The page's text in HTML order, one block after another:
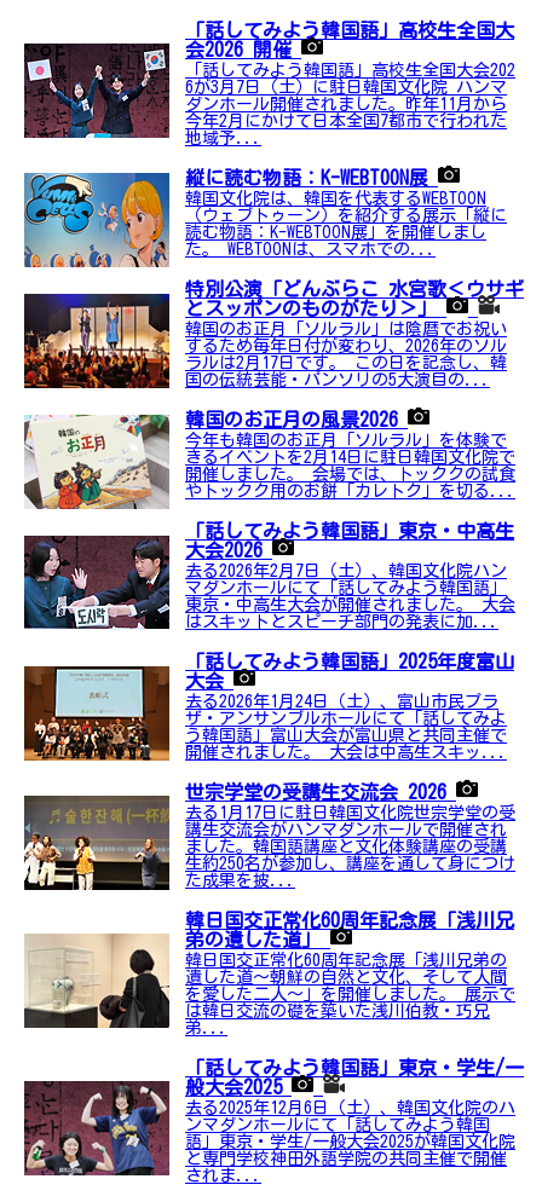
「話してみよう韓国語」高校生全国大
会2026 開催
「話してみよう韓国語」高校生全国大会202
6が3月7日（土）に駐日韓国文化院 ハンマ
ダンホール開催されました。昨年11月から
今年2月にかけて日本全国7都市で行われた
地域予...
縦に読む物語：K-WEBTOON展
韓国文化院は、韓国を代表するWEBTOON
（ウェブトゥーン）を紹介する展示「縦に
読む物語：K-WEBTOON展」を開催しまし
た。 WEBTOONは、スマホでの...
特別公演「どんぶらこ 水宮歌＜ウサギ
とスッポンのものがたり＞」
韓国のお正月「ソルラル」は陰暦でお祝い
するため毎年日付が変わり、2026年のソル
ラルは2月17日です。 この日を記念し、韓
国の伝統芸能・パンソリの5大演目の...
韓国のお正月の風景2026
今年も韓国のお正月「ソルラル」を体験で
きるイベントを2月14日に駐日韓国文化院で
開催しました。 会場では、トッククの試食
やトックク用のお餅「カレトク」を切る...
「話してみよう韓国語」東京・中高生
大会2026
去る2026年2月7日（土）、韓国文化院ハン
マダンホールにて「話してみよう韓国語」
東京・中高生大会が開催されました。 大会
はスキットとスピーチ部門の発表に加...
「話してみよう韓国語」2025年度富山
大会
去る2026年1月24日（土）、富山市民プラ
ザ・アンサンブルホールにて「話してみよ
う韓国語」富山大会が富山県と共同主催で
開催されました。 大会は中高生スキッ...
世宗学堂の受講生交流会 2026
去る1月17日に駐日韓国文化院世宗学堂の受
講生交流会がハンマダンホールで開催され
ました。韓国語講座と文化体験講座の受講
生約250名が参加し、講座を通して身につけ
た成果を披...
韓日国交正常化60周年記念展「浅川兄
弟の遺した道」
韓日国交正常化60周年記念展「浅川兄弟の
遺した道〜朝鮮の自然と文化、そして人間
を愛した二人〜」を開催しました。 展示で
は韓日交流の礎を築いた浅川伯教・巧兄
弟...
「話してみよう韓国語」東京・学生/一
般大会2025
去る2025年12月6日（土）、韓国文化院のハ
ンマダンホールにて「話してみよう韓国
語」東京・学生/一般大会2025が韓国文化院
と専門学校神田外語学院の共同主催で開催
されま...